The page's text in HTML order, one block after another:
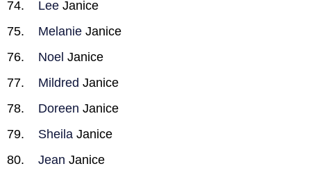
Lee Janice
Melanie Janice
Noel Janice
Mildred Janice
Doreen Janice
Sheila Janice
Jean Janice